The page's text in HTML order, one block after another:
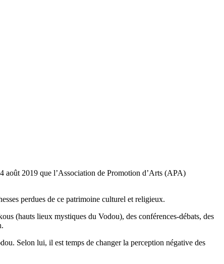
août 2019 que l’Association de Promotion d’Arts (APA)
perdues de ce patrimoine culturel et religieux.
(hauts lieux mystiques du Vodou), des conférences-débats, des
Selon lui, il est temps de changer la perception négative des